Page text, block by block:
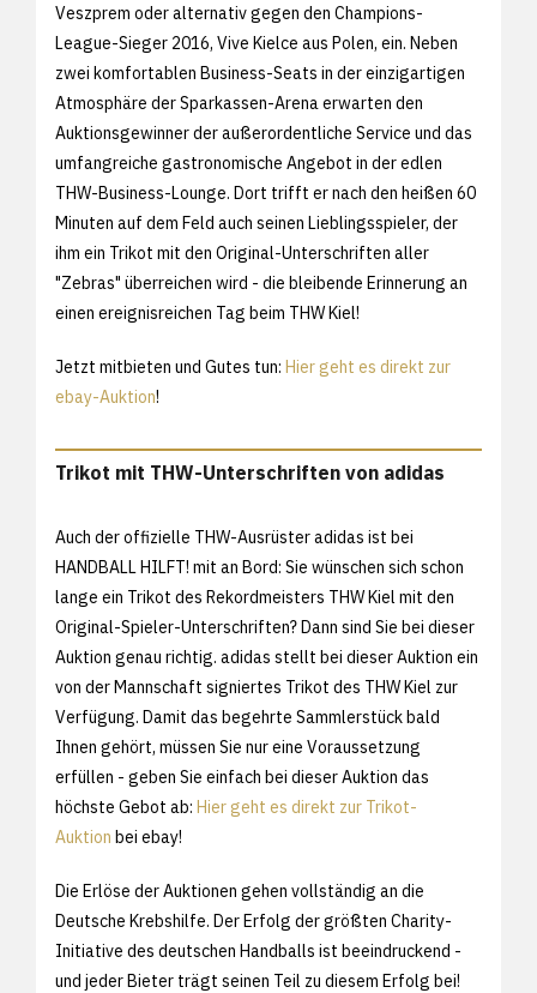
Veszprem oder alternativ gegen den Champions-
League-Sieger 2016, Vive Kielce aus Polen, ein. Neben
zwei komfortablen Business-Seats in der einzigartigen
Atmosphäre der Sparkassen-Arena erwarten den
Auktionsgewinner der außerordentliche Service und das
umfangreiche gastronomische Angebot in der edlen
THW-Business-Lounge. Dort trifft er nach den heißen 60
Minuten auf dem Feld auch seinen Lieblingsspieler, der
ihm ein Trikot mit den Original-Unterschriften aller
"Zebras" überreichen wird - die bleibende Erinnerung an
einen ereignisreichen Tag beim THW Kiel!
Jetzt mitbieten und Gutes tun: Hier geht es direkt zur
ebay-Auktion!
Trikot mit THW-Unterschriften von adidas
Auch der offizielle THW-Ausrüster adidas ist bei
HANDBALL HILFT! mit an Bord: Sie wünschen sich schon
lange ein Trikot des Rekordmeisters THW Kiel mit den
Original-Spieler-Unterschriften? Dann sind Sie bei dieser
Auktion genau richtig. adidas stellt bei dieser Auktion ein
von der Mannschaft signiertes Trikot des THW Kiel zur
Verfügung. Damit das begehrte Sammlerstück bald
Ihnen gehört, müssen Sie nur eine Voraussetzung
erfüllen - geben Sie einfach bei dieser Auktion das
höchste Gebot ab: Hier geht es direkt zur Trikot-
Auktion bei ebay!
Die Erlöse der Auktionen gehen vollständig an die
Deutsche Krebshilfe. Der Erfolg der größten Charity-
Initiative des deutschen Handballs ist beeindruckend -
und jeder Bieter trägt seinen Teil zu diesem Erfolg bei!